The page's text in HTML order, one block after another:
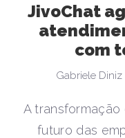
JivoChat
com
Gabriele Diniz
A
futuro das